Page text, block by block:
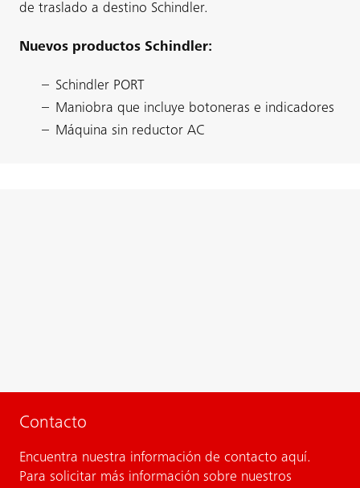
de traslado a destino Schindler.
Nuevos productos Schindler:
Schindler PORT
Maniobra que incluye botoneras e indicadores
Máquina sin reductor AC
Contacto
Encuentra nuestra información de contacto aquí.
Para solicitar más información sobre nuestros